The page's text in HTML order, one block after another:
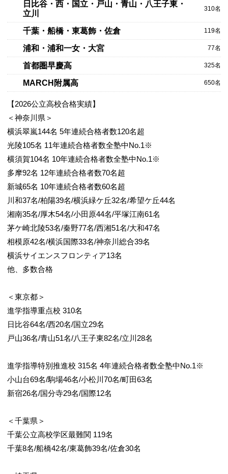
5/6
日比谷・西・国立・戸山・青山・八王子東・
立川
310名
千葉・船橋・東葛飾・佐倉 119名
浦和・浦和一女・大宮 77名
首都圏早慶高 325名
MARCH附属高 650名
【2026公立高校合格実績】
＜神奈川県＞
横浜翠嵐144名 5年連続合格者数120名超
光陵105名 11年連続合格者数全塾中No.1※
横須賀104名 10年連続合格者数全塾中No.1※
多摩92名 12年連続合格者数70名超
新城65名 10年連続合格者数60名超
川和37名/柏陽39名/横浜緑ケ丘32名/希望ケ丘44名
湘南35名/厚木54名/小田原44名/平塚江南61名
茅ケ崎北陵53名/秦野77名/西湘51名/大和47名
相模原42名/横浜国際33名/神奈川総合39名
横浜サイエンスフロンティア13名
他、多数合格
＜東京都＞
進学指導重点校 310名
日比谷64名/西20名/国立29名
戸山36名/青山51名/八王子東82名/立川28名
進学指導特別推進校 315名 4年連続合格者数全塾中No.1※
小山台69名/駒場46名/小松川70名/町田63名
新宿26名/国分寺29名/国際12名
＜千葉県＞
千葉公立高校学区最難関 119名
千葉8名/船橋42名/東葛飾39名/佐倉30名